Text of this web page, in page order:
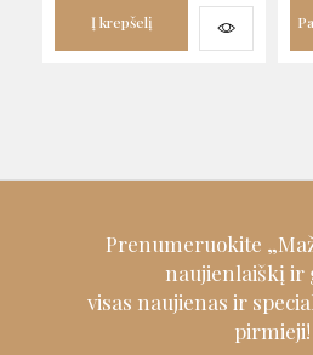
Į krepšelį
Prenumeruokite
naujienlaiškį ir
visas naujienas ir
pirmieji!